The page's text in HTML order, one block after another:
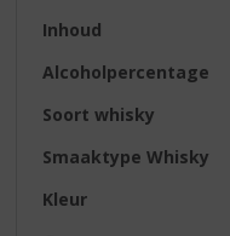
Inhoud
Alcoholpercentage
Soort whisky
Smaaktype Whisky
Kleur